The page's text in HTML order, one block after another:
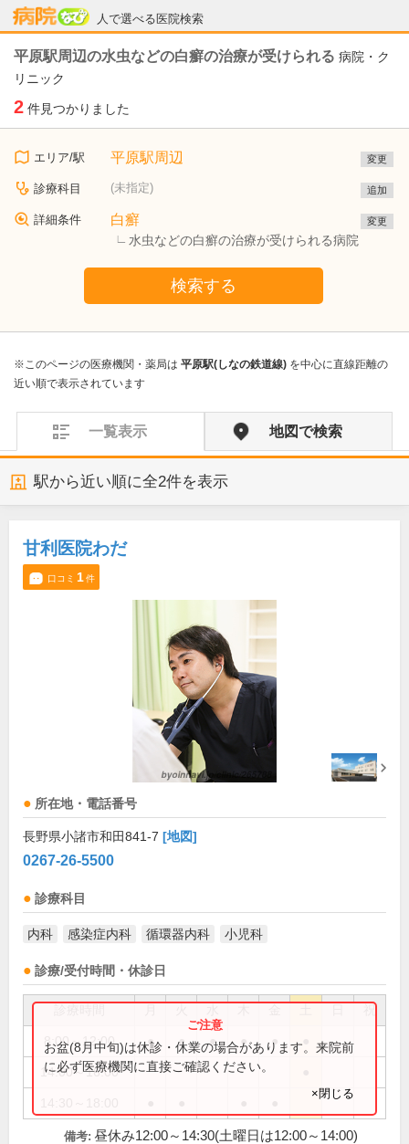
人で選べる医院検索
病院なび
平原駅周辺の水虫などの白癬の治療が受けられる 病院・ク
リニック
2 件見つかりました
エリア/駅 平原駅周辺 変更
診療科目 (未指定) 追加
詳細条件 白癬
水虫などの白癬の治療が受けられる病院
変更
検索する
※このページの医療機関・薬局は 平原駅(しなの鉄道線) を中心に直線距離の
近い順で表示されています
一覧表示 地図で検索
駅から近い順に全2件を表示
甘利医院わだ
口コミ 1件
所在地・電話番号
長野県小諸市和田841-7 [地図]
0267-26-5500
診療科目
内科 感染症内科 循環器内科 小児科
診療/受付時間・休診日
祝
8:00～12:00 ● ● ● ● ●
14:00～16:00
お盆(8月中旬)は休診・休業の場合があります。来院前
に必ず医療機関に直接ご確認ください。
×閉じる
備考: 昼休み12:00～14:30(土曜日は12:00～14:00)